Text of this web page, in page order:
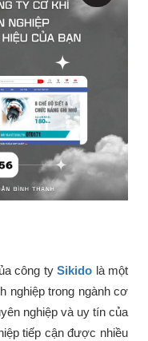
công tySikido là một
nghiệp trong ngành cơ
nghiệp và uy tín của
tiếp cận được nhiều